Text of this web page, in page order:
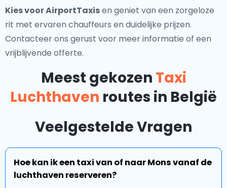
Kies voor AirportTaxisen geniet van een zorgeloze
rit met ervaren chauffeurs en duidelijke prijzen.
Contacteer ons gerust voor meer informatie of een
vrijblijvende offerte.
Meest gekozen Taxi
Luchthaven routes in België
Veelgestelde Vragen
Hoe kan ik een taxi van of naar Mons vanaf de
luchthaven reserveren?